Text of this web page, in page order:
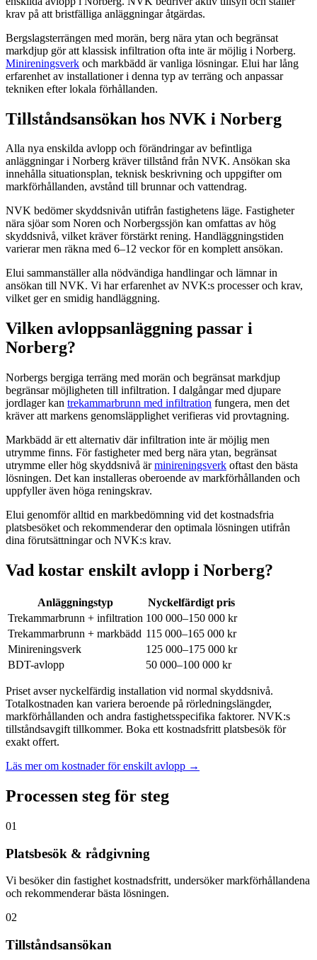
krav på att bristfälliga anläggningar åtgärdas.
Bergslagsterrängen med morän, berg nära ytan och begränsat
markdjup gör att klassisk infiltration ofta inte är möjlig i Norberg.
Minireningsverk och markbädd är vanliga lösningar. Elui har lång
erfarenhet av installationer i denna typ av terräng och anpassar
tekniken efter lokala förhållanden.
Tillståndsansökan hos NVK i Norberg
Alla nya enskilda avlopp och förändringar av befintliga
anläggningar i Norberg kräver tillstånd från NVK. Ansökan ska
innehålla situationsplan, teknisk beskrivning och uppgifter om
markförhållanden, avstånd till brunnar och vattendrag.
NVK bedömer skyddsnivån utifrån fastighetens läge. Fastigheter
nära sjöar som Noren och Norbergssjön kan omfattas av hög
skyddsnivå, vilket kräver förstärkt rening. Handläggningstiden
varierar men räkna med 6–12 veckor för en komplett ansökan.
Elui sammanställer alla nödvändiga handlingar och lämnar in
ansökan till NVK. Vi har erfarenhet av NVK:s processer och krav,
vilket ger en smidig handläggning.
Vilken avloppsanläggning passar i
Norberg?
Norbergs bergiga terräng med morän och begränsat markdjup
begränsar möjligheten till infiltration. I dalgångar med djupare
jordlager kan trekammarbrunn med infiltration fungera, men det
kräver att markens genomsläpplighet verifieras vid provtagning.
Markbädd är ett alternativ där infiltration inte är möjlig men
utrymme finns. För fastigheter med berg nära ytan, begränsat
utrymme eller hög skyddsnivå ärminireningsverk oftast den bästa
lösningen. Det kan installeras oberoende av markförhållanden och
uppfyller även höga reningskrav.
Elui genomför alltid en markbedömning vid det kostnadsfria
platsbesöket och rekommenderar den optimala lösningen utifrån
dina förutsättningar och NVK:s krav.
Vad kostar enskilt avlopp i Norberg?
Anläggningstyp
Nyckelfärdigt pris
Trekammarbrunn + infiltration 100 000–150 000 kr
Trekammarbrunn + markbädd 115 000–165 000 kr
Minireningsverk
125 000–175 000 kr
BDT-avlopp
50 000–100 000 kr
Priset avser nyckelfärdig installation vid normal skyddsnivå.
Totalkostnaden kan variera beroende på rörledningslängder,
markförhållanden och andra fastighetsspecifika faktorer. NVK:s
tillståndsavgift tillkommer. Boka ett kostnadsfritt platsbesök för
exakt offert.
Läs mer om kostnader för enskilt avlopp →
Processen steg för steg
01
Platsbesök & rådgivning
Vi besöker din fastighet kostnadsfritt, undersöker markförhållandena
och rekommenderar bästa lösningen.
02
Tillståndsansökan